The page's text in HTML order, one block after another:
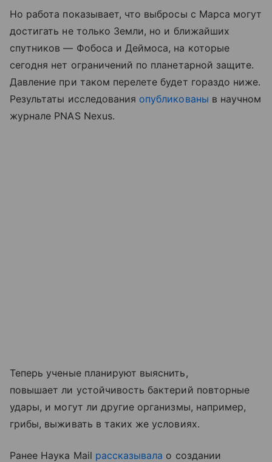
Но работа показывает, что выбросы с Марса могут
достигать не только Земли, но и ближайших
спутников — Фобоса и Деймоса, на которые
сегодня нет ограничений по планетарной защите.
Давление при таком перелете будет гораздо ниже.
Результаты исследования опубликованы в научном
журнале PNAS Nexus.
Теперь ученые планируют выяснить,
повышает ли устойчивость бактерий повторные
удары, и могут ли другие организмы, например,
грибы, выживать в таких же условиях.
Ранее Наука Mail рассказывала о создании